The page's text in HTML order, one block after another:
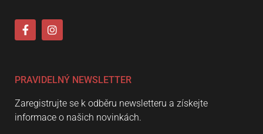
PRAVIDELNÝ NEWSLETTER
Zaregistrujte se k odběru newsletteru a získejte
informace o našich novinkách.